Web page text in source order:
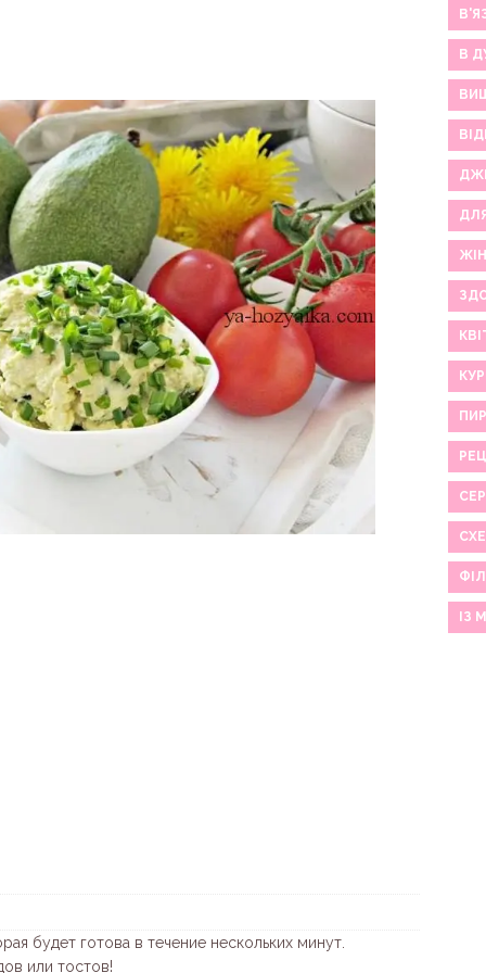
будет готова в течение нескольких минут.
или тостов!
В
ІЗ